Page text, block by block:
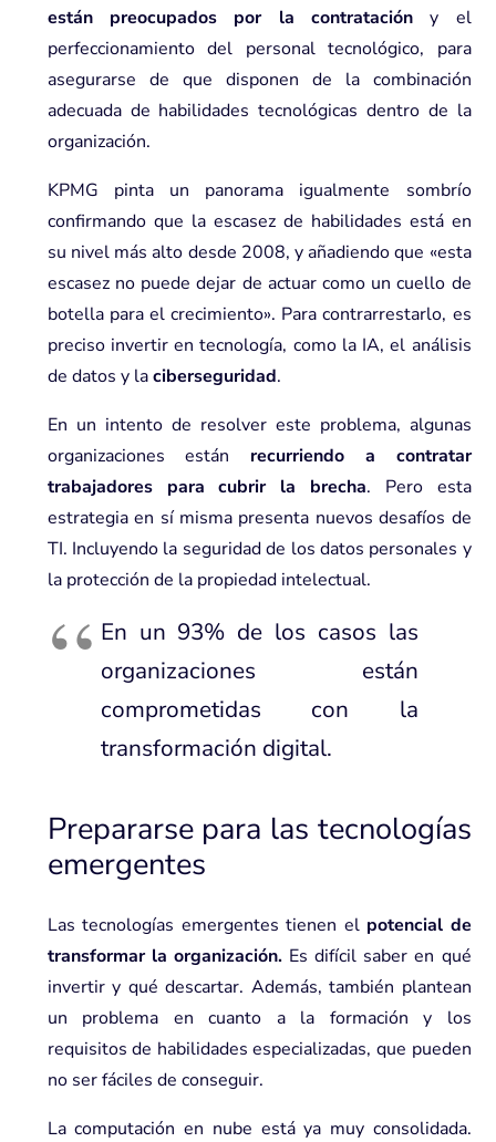
están preocupados por la contratacióny el
perfeccionamiento del personal tecnológico, para
asegurarse de que disponen de la combinación
adecuada de habilidades tecnológicas dentro de la
organización.
KPMG pinta un panorama igualmente sombrío
confirmando que la escasez de habilidades está en
su nivel más alto desde 2008, y añadiendo que «esta
escasez no puede dejar de actuar como un cuello de
botella para el crecimiento». Para contrarrestarlo, es
preciso invertir en tecnología, como la IA, el análisis
de datos y laciberseguridad.
En un intento de resolver este problema, algunas
organizaciones están recurriendo a contratar
trabajadores para cubrir la brecha. Pero esta
estrategia en sí misma presenta nuevos desafíos de
TI. Incluyendo la seguridad de los datos personales y
la protección de la propiedad intelectual.
En un 93% de los casos las
organizaciones están
comprometidas con la
transformación digital.
Prepararse para las tecnologías
emergentes
Las tecnologías emergentes tienen el potencial de
transformar la organización.Es difícil saber en qué
invertir y qué descartar. Además, también plantean
un problema en cuanto a la formación y los
requisitos de habilidades especializadas, que pueden
no ser fáciles de conseguir.
La computación en nube está ya muy consolidada.